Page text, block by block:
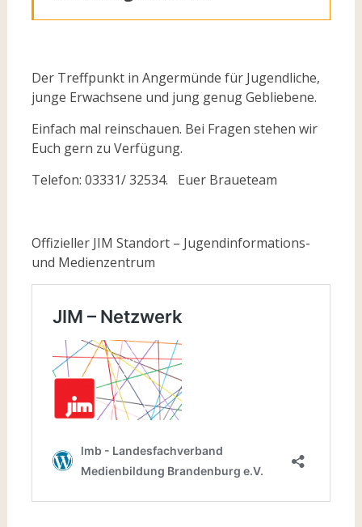
Der Treffpunkt in Angermünde für Jugendliche,
junge Erwachsene und jung genug Gebliebene.
Einfach mal reinschauen. Bei Fragen stehen wir
Euch gern zu Verfügung.
Telefon: 03331/ 32534. Euer Braueteam
Offizieller JIM Standort – Jugendinformations-
und Medienzentrum